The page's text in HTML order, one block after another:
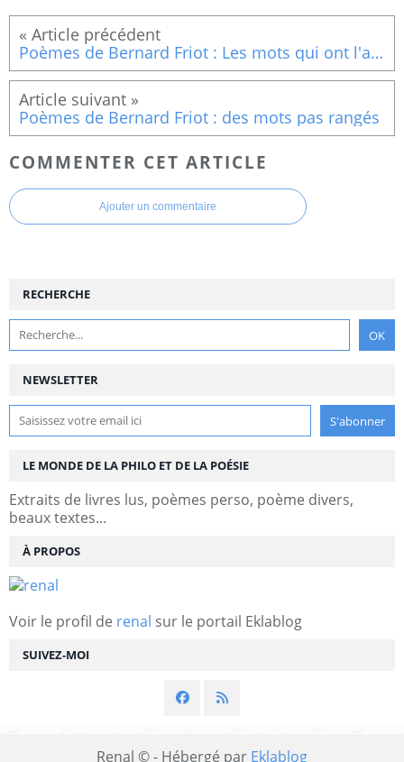
Poèmes de Bernard Friot : Les mots qui ont l'accent
Poèmes de Bernard Friot : des mots pas rangés
COMMENTER CET ARTICLE
Ajouter un commentaire
NEWSLETTER
SUIVEZ-MOI
RECHERCHE
LE MONDE DE LA PHILO ET DE LA POÉSIE
Extraits de livres lus, poèmes perso, poème divers,
beaux textes...
À PROPOS
Voir le profil de renal sur le portail Eklablog
Renal © - Hébergé par Eklablog